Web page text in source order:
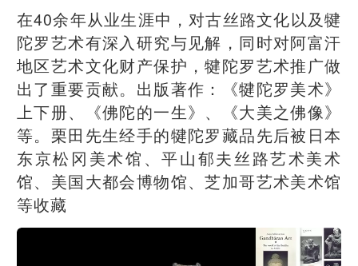
在40余年从业生涯中，对古丝路文化以及犍
陀罗艺术有深入研究与见解，同时对阿富汗
地区艺术文化财产保护，犍陀罗艺术推广做
出了重要贡献。出版著作：《犍陀罗美术》
上下册、《佛陀的一生》、《大美之佛像》
等。栗田先生经手的犍陀罗藏品先后被日本
东京松冈美术馆、平山郁夫丝路艺术美术
馆、美国大都会博物馆、芝加哥艺术美术馆
等收藏